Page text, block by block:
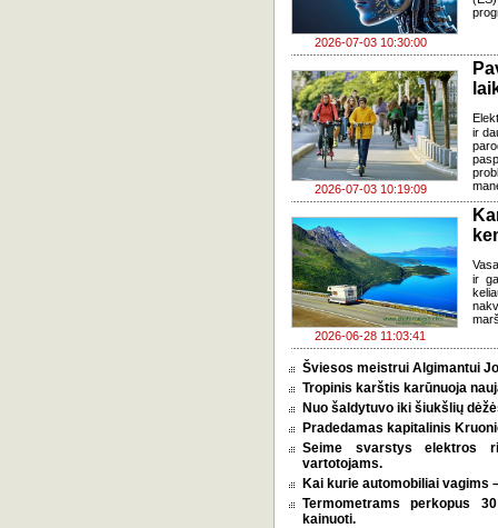
2026-07-03 10:30:00
2026-07-03 10:19:09
ir
2026-06-28 11:03:41
ir
Šviesos meistrui Algimantui
Tropinis karštis karūnuoja
Nuo šaldytuvo iki šiukšlių
Pradedamas kapitalinis
Seime svarstys elektros
vartotojams.
Kai kurie automobiliai vagims
Termometrams perkopus
kainuoti.